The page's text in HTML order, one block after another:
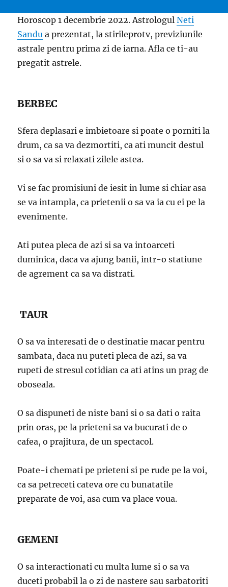
Horoscop 1 decembrie 2022. AstrologulNeti
Sandu a prezentat, la stirileprotv, previziunile
astrale pentru prima zi de iarna. Afla ce ti-au
pregatit astrele.
BERBEC
Sfera deplasari e imbietoare si poate o porniti la
drum, ca sa va dezmortiti, ca ati muncit destul
si o sa va si relaxati zilele astea.
Vi se fac promisiuni de iesit in lume si chiar asa
se va intampla, ca prietenii o sa va ia cu ei pe la
evenimente.
Ati putea pleca de azi si sa va intoarceti
duminica, daca va ajung banii, intr-o statiune
de agrement ca sa va distrati.
TAUR
O sa va interesati de o destinatie macar pentru
sambata, daca nu puteti pleca de azi, sa va
rupeti de stresul cotidian ca ati atins un prag de
oboseala.
O sa dispuneti de niste bani si o sa dati o raita
prin oras, pe la prieteni sa va bucurati de o
cafea, o prajitura, de un spectacol.
Poate-i chemati pe prieteni si pe rude pe la voi,
ca sa petreceti cateva ore cu bunatatile
preparate de voi, asa cum va place voua.
GEMENI
O sa interactionati cu multa lume si o sa va
duceti probabil la o zi de nastere sau sarbatoriti